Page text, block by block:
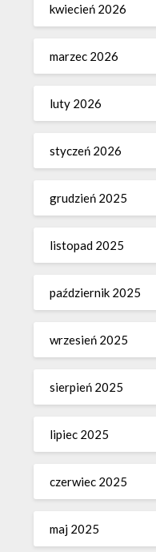
kwiecień 2026
marzec 2026
luty 2026
styczeń 2026
grudzień 2025
listopad 2025
październik 2025
wrzesień 2025
sierpień 2025
lipiec 2025
czerwiec 2025
maj 2025